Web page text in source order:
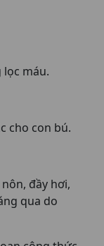
lọc máu.
cho con bú.
đầy hơi,
qua do